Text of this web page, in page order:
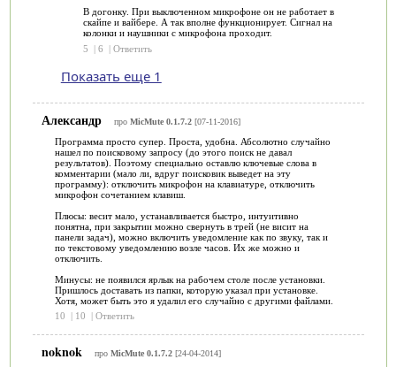
В догонку. При выключенном микрофоне он не работает в
скайпе и вайбере. А так вполне функционирует. Сигнал на
колонки и наушники с микрофона проходит.
5
| 6 | Ответить
Показать еще 1
Александр про MicMute 0.1.7.2[07-11-2016]
Программа просто супер. Проста, удобна. Абсолютно случайно
нашел по поисковому запросу (до этого поиск не давал
результатов). Поэтому специально оставлю ключевые слова в
комментарии (мало ли, вдруг поисковик выведет на эту
программу): отключить микрофон на клавиатуре, отключить
микрофон сочетанием клавиш.
Плюсы: весит мало, устанавливается быстро, интуитивно
понятна, при закрытии можно свернуть в трей (не висит на
панели задач), можно включить уведомление как по звуку, так и
по текстовому уведомлению возле часов. Их же можно и
отключить.
Минусы: не появился ярлык на рабочем столе после установки.
Пришлось доставать из папки, которую указал при установке.
Хотя, может быть это я удалил его случайно с другими файлами.
10
| 10 | Ответить
noknok про MicMute 0.1.7.2[24-04-2014]